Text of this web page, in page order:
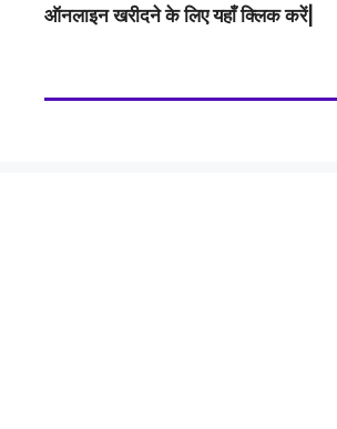
ऑनलाइन खरीदने के लिए यहाँ क्लिक करें|